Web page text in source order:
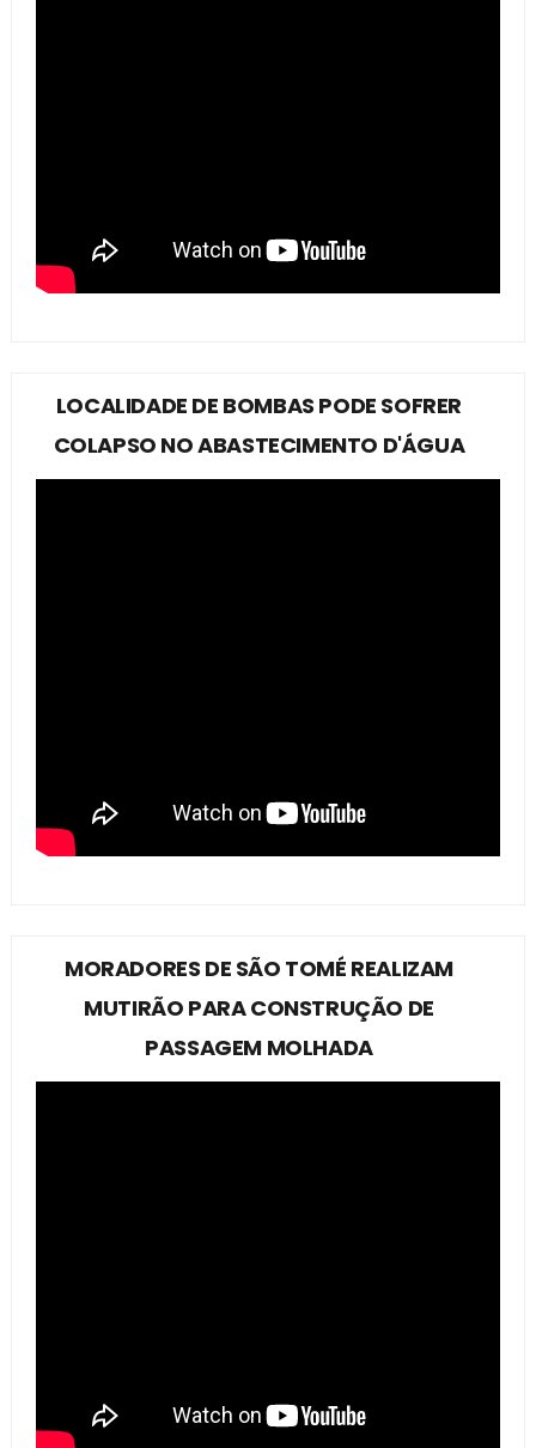
LOCALIDADE DE BOMBAS PODE SOFRER
COLAPSO NO ABASTECIMENTO D'ÁGUA
MORADORES DE SÃO TOMÉ REALIZAM
MUTIRÃO PARA CONSTRUÇÃO DE
PASSAGEM MOLHADA